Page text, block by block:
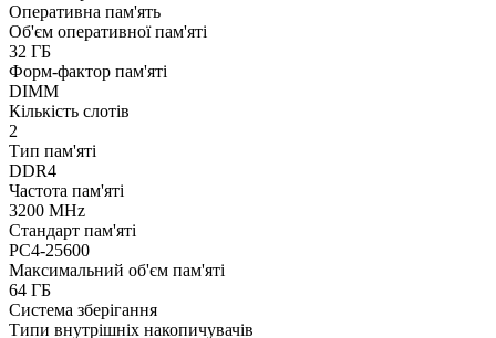
Оперативна пам'ять
Об'єм оперативної пам'яті
32 ГБ
Форм-фактор пам'яті
DIMM
Кількість слотів
2
Тип пам'яті
DDR4
Частота пам'яті
3200 MHz
Стандарт пам'яті
PC4-25600
Максимальний об'єм пам'яті
64 ГБ
Система зберігання
Типи внутрішніх накопичувачів